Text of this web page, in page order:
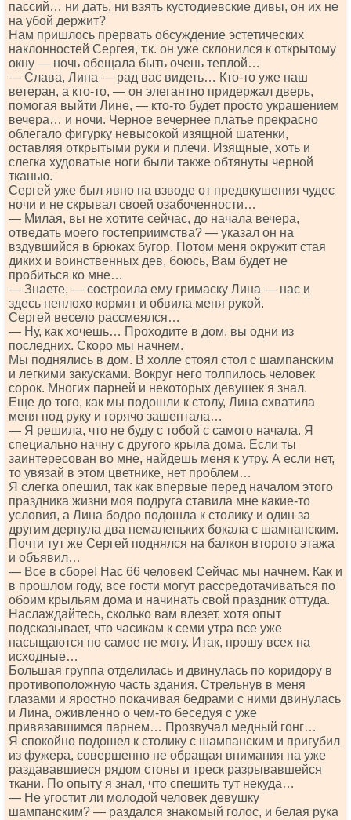
пассий… ни дать, ни взять кустодиевские дивы, он их не
на убой держит?
Нам пришлось прервать обсуждение эстетических
наклонностей Сергея, т.к. он уже склонился к открытому
окну — ночь обещала быть очень теплой…
— Слава, Лина — рад вас видеть… Кто-то уже наш
ветеран, а кто-то, — он элегантно придержал дверь,
помогая выйти Лине, — кто-то будет просто украшением
вечера… и ночи. Черное вечернее платье прекрасно
облегало фигурку невысокой изящной шатенки,
оставляя открытыми руки и плечи. Изящные, хоть и
слегка худоватые ноги были также обтянуты черной
тканью.
Сергей уже был явно на взводе от предвкушения чудес
ночи и не скрывал своей озабоченности…
— Милая, вы не хотите сейчас, до начала вечера,
отведать моего гостеприимства? — указал он на
вздувшийся в брюках бугор. Потом меня окружит стая
диких и воинственных дев, боюсь, Вам будет не
пробиться ко мне…
— Знаете, — состроила ему гримаску Лина — нас и
здесь неплохо кормят и обвила меня рукой.
Сергей весело рассмеялся…
— Ну, как хочешь… Проходите в дом, вы одни из
последних. Скоро мы начнем.
Мы поднялись в дом. В холле стоял стол с шампанским
и легкими закусками. Вокруг него толпилось человек
сорок. Многих парней и некоторых девушек я знал.
Еще до того, как мы подошли к столу, Лина схватила
меня под руку и горячо зашептала…
— Я решила, что не буду с тобой с самого начала. Я
специально начну с другого крыла дома. Если ты
заинтересован во мне, найдешь меня к утру. А если нет,
то увязай в этом цветнике, нет проблем…
Я слегка опешил, так как впервые перед началом этого
праздника жизни моя подруга ставила мне какие-то
условия, а Лина бодро подошла к столику и один за
другим дернула два немаленьких бокала с шампанским.
Почти тут же Сергей поднялся на балкон второго этажа
и объявил…
— Все в сборе! Нас 66 человек! Сейчас мы начнем. Как и
в прошлом году, все гости могут рассредотачиваться по
обоим крыльям дома и начинать свой праздник оттуда.
Наслаждайтесь, сколько вам влезет, хотя опыт
подсказывает, что часикам к семи утра все уже
насыщаются по самое не могу. Итак, прошу всех на
исходные…
Большая группа отделилась и двинулась по коридору в
противоположную часть здания. Стрельнув в меня
глазами и яростно покачивая бедрами с ними двинулась
и Лина, оживленно о чем-то беседуя с уже
привязавшимся парнем… Прозвучал медный гонг…
Я спокойно подошел к столику с шампанским и пригубил
из фужера, совершенно не обращая внимания на уже
раздававшиеся рядом стоны и треск разрывавшейся
ткани. По опыту я знал, что спешить тут некуда…
— Не угостит ли молодой человек девушку
шампанским? — раздался знакомый голос, и белая рука